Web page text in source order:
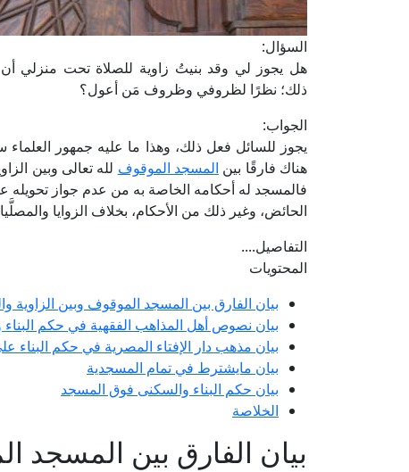
السؤال:
هل يجوز لي وقد بنيتُ زاوية للصلاة تحت منزلي
ذلك؛ نظرًا لظروفي وظروف مَن أعول؟
الجواب:
يجوز للسائل فعل ذلك، وهذا ما عليه جمهور
هناك فارقًا بين المسجد الموقوف لله تعالى وبين
فالمسجد له أحكامه الخاصة به من عدم جواز
الحائض، وغير ذلك من الأحكام، بخلاف الزوايا
التفاصيل....
المحتويات
بيان الفارق بين المسجد الموقوف وبين الزاوية
بيان نصوص أهل المذاهب الفقهية في حكم
بيان مذهب دار الإفتاء المصرية في حكم البناء
بيان مايشترط في تمام المسجدية
بيان حكم البناء والسكنى فوق المسجد
الخلاصة
بيان الفارق بين المسجد